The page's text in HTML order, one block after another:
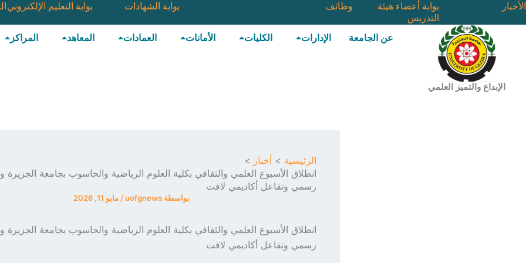
تخطي
إلى
الأخبار
بوابة أعضاء هيئة
التدريس
وظائف بوابة الشهادات بوابة التعليم الإلكتروني
الإبداع والتميز العلمي
عن الجامعة الإدارات الكليات الأمانات العمادات المعاهد المراكز
الرئيسية
أخبار
انطلاق الأسبوع العلمي والثقافي بكلية العلوم الرياضية والحاسوب بجامعة
رسمي وتفاعل أكاديمي لافت
بواسطة uofgnews
/مايو 11, 2026
انطلاق الأسبوع العلمي والثقافي بكلية العلوم الرياضية والحاسوب بجامعة
رسمي وتفاعل أكاديمي لافت